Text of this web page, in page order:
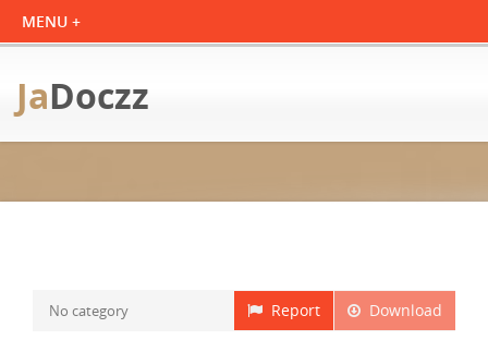
JaDoczz
Download
Report
No category